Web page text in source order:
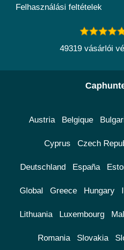
Felhasználási feltételek
49319 vásárlói
Austria Belgique
Cyprus Czech
Deutschland España
Global Greece Hungary
Lithuania Luxembourg
Romania Slovakia